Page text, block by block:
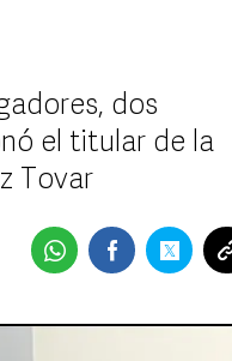
dos
el titular de la
Tovar